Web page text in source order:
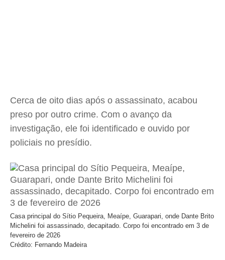
Cerca de oito dias após o assassinato, acabou
preso por outro crime. Com o avanço da
investigação, ele foi identificado e ouvido por
policiais no presídio.
Casa principal do Sítio Pequeira, Meaípe, Guarapari, onde Dante Brito
Michelini foi assassinado, decapitado. Corpo foi encontrado em 3 de
fevereiro de 2026
Crédito: Fernando Madeira